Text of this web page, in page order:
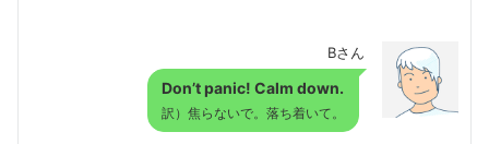
Bさん
Don’t panic! Calm down.
訳）焦らないで。落ち着いて。